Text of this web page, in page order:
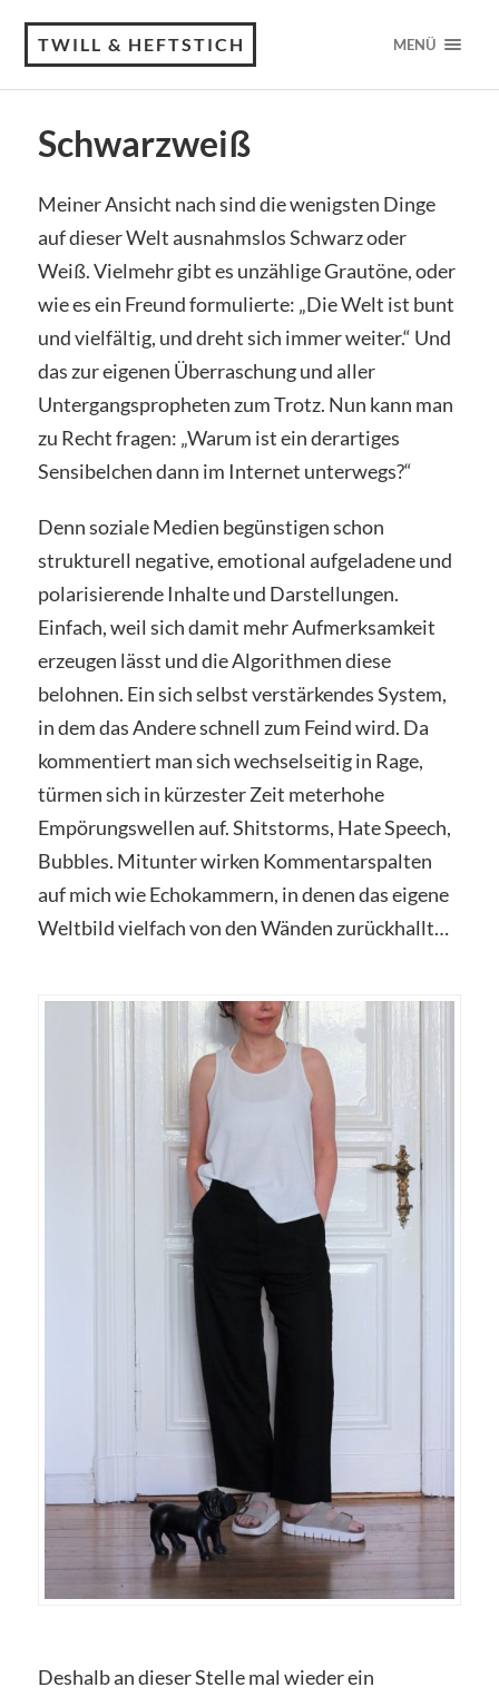
TWILL & HEFTSTICH MENÜ
Schwarzweiß
Meiner Ansicht nach sind die wenigsten Dinge
auf dieser Welt ausnahmslos Schwarz oder
Weiß. Vielmehr gibt es unzählige Grautöne, oder
wie es ein Freund formulierte: „Die Welt ist bunt
und vielfältig, und dreht sich immer weiter.“ Und
das zur eigenen Überraschung und aller
Untergangspropheten zum Trotz. Nun kann man
zu Recht fragen: „Warum ist ein derartiges
Sensibelchen dann im Internet unterwegs?“
Denn soziale Medien begünstigen schon
strukturell negative, emotional aufgeladene und
polarisierende Inhalte und Darstellungen.
Einfach, weil sich damit mehr Aufmerksamkeit
erzeugen lässt und die Algorithmen diese
belohnen. Ein sich selbst verstärkendes System,
in dem das Andere schnell zum Feind wird. Da
kommentiert man sich wechselseitig in Rage,
türmen sich in kürzester Zeit meterhohe
Empörungswellen auf. Shitstorms, Hate Speech,
Bubbles. Mitunter wirken Kommentarspalten
auf mich wie Echokammern, in denen das eigene
Weltbild vielfach von den Wänden zurückhallt…
Deshalb an dieser Stelle mal wieder ein